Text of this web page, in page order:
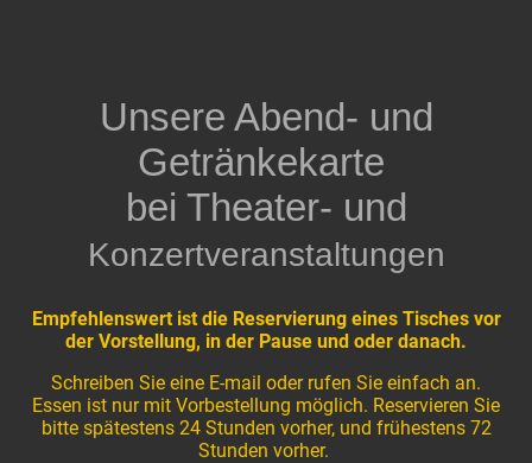
Unsere Abend- und
Getränkekarte
bei Theater- und
Konzertveranstaltungen
Empfehlenswert ist die Reservierung eines Tisches vor
der Vorstellung, in der Pause und oder danach.
Schreiben Sie eine E-mail oder rufen Sie einfach an.
Essen ist nur mit Vorbestellung möglich. Reservieren Sie
bitte spätestens 24 Stunden vorher, und frühestens 72
Stunden vorher.